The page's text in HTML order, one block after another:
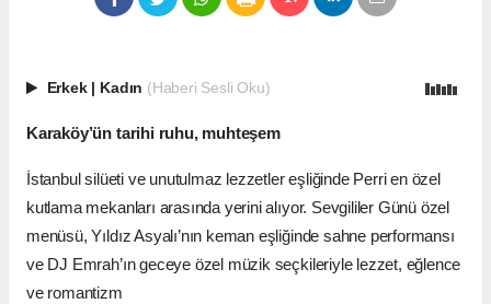
Erkek Kadın (Haberi Sesli Oku)
Karaköy’ün tarihi ruhu, muhteşem
İstanbul silüeti ve unutulmaz lezzetler eşliğinde Perri en özel
kutlama mekanları arasında yerini alıyor. Sevgililer Günü özel
menüsü, Yıldız Asyalı’nın keman eşliğinde sahne performansı
ve DJ Emrah’ın geceye özel müzik seçkileriyle lezzet, eğlence
ve romantizm